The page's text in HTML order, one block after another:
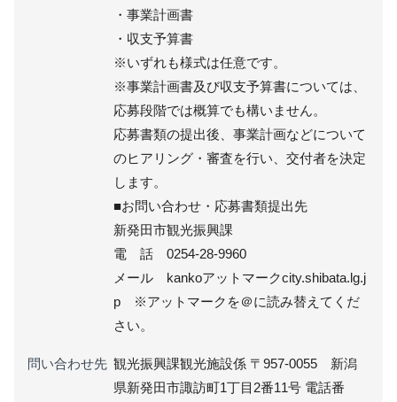
・事業計画書
・収支予算書
※いずれも様式は任意です。
※事業計画書及び収支予算書については、
応募段階では概算でも構いません。
応募書類の提出後、事業計画などについて
のヒアリング・審査を行い、交付者を決定
します。
■お問い合わせ・応募書類提出先
新発田市観光振興課
電 話 0254-28-9960
メール kankoアットマークcity.shibata.lg.j
p ※アットマークを＠に読み替えてくだ
さい。
問い合わせ先 観光振興課観光施設係 〒957-0055 新潟
県新発田市諏訪町1丁目2番11号 電話番